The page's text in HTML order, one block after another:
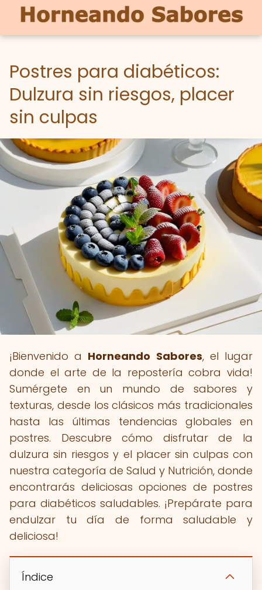
Postres para diabéticos:
Dulzura sin riesgos, placer
sin culpas
¡Bienvenido a Horneando Sabores, el lugar
donde el arte de la repostería cobra vida!
Sumérgete en un mundo de sabores y
texturas, desde los clásicos más tradicionales
hasta las últimas tendencias globales en
postres. Descubre cómo disfrutar de la
dulzura sin riesgos y el placer sin culpas con
nuestra categoría de Salud y Nutrición, donde
encontrarás deliciosas opciones de postres
para diabéticos saludables. ¡Prepárate para
endulzar tu día de forma saludable y
deliciosa!
Índice